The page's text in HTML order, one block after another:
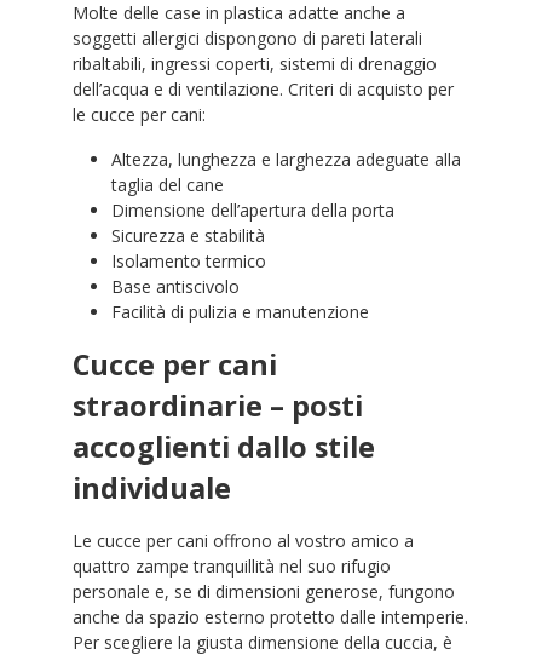
Molte delle case in plastica adatte anche a
soggetti allergici dispongono di pareti laterali
ribaltabili, ingressi coperti, sistemi di drenaggio
dell’acqua e di ventilazione. Criteri di acquisto per
le cucce per cani:
Altezza, lunghezza e larghezza adeguate alla
taglia del cane
Dimensione dell’apertura della porta
Sicurezza e stabilità
Isolamento termico
Base antiscivolo
Facilità di pulizia e manutenzione
Cucce per cani
straordinarie – posti
accoglienti dallo stile
individuale
Le cucce per cani offrono al vostro amico a
quattro zampe tranquillità nel suo rifugio
personale e, se di dimensioni generose, fungono
anche da spazio esterno protetto dalle intemperie.
Per scegliere la giusta dimensione della cuccia, è